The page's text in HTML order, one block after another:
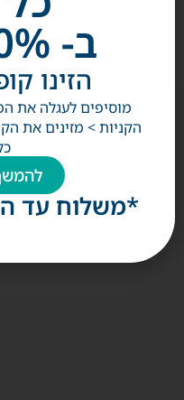
גם
ב- 10% הנחה!
הזינו
מוסיפים לעגלה את
*משלוח עד הבית - 3